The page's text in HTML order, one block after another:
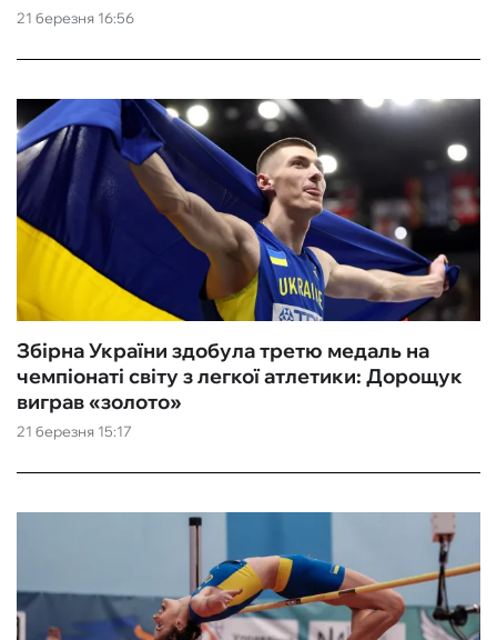
21 березня 16:56
21 березня 15:17
Збірна України здобула третю медаль на
чемпіонаті світу з легкої атлетики: Дорощук
виграв «золото»